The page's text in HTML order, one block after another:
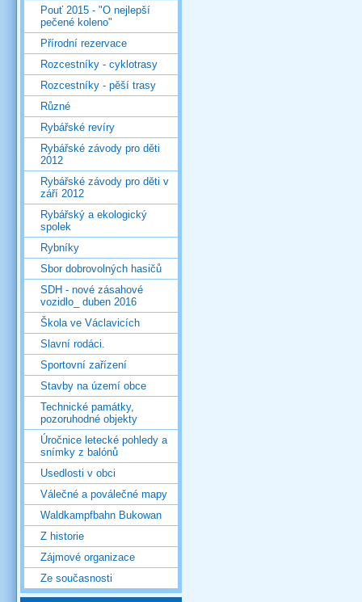
Pouť 2015 - "O nejlepší
pečené koleno"
Přírodní rezervace
Rozcestníky - cyklotrasy
Rozcestníky - pěší trasy
Různé
Rybářské revíry
Rybářské závody pro děti
2012
Rybářské závody pro děti v
září 2012
Rybářský a ekologický
spolek
Rybníky
Sbor dobrovolných hasičů
SDH - nové zásahové
vozidlo_ duben 2016
Škola ve Václavicích
Slavní rodáci.
Sportovní zařízení
Stavby na území obce
Technické památky,
pozoruhodné objekty
Úročnice letecké pohledy a
snímky z balónů
Usedlosti v obci
Válečné a poválečné mapy
Waldkampfbahn Bukowan
Z historie
Zájmové organizace
Ze současnosti